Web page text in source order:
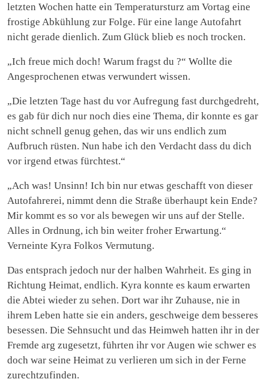
letzten Wochen hatte ein Temperatursturz am Vortag eine
frostige Abkühlung zur Folge. Für eine lange Autofahrt
nicht gerade dienlich. Zum Glück blieb es noch trocken.
„Ich freue mich doch! Warum fragst du ?“ Wollte die
Angesprochenen etwas verwundert wissen.
„Die letzten Tage hast du vor Aufregung fast durchgedreht,
es gab für dich nur noch dies eine Thema, dir konnte es gar
nicht schnell genug gehen, das wir uns endlich zum
Aufbruch rüsten. Nun habe ich den Verdacht dass du dich
vor irgend etwas fürchtest.“
„Ach was! Unsinn! Ich bin nur etwas geschafft von dieser
Autofahrerei, nimmt denn die Straße überhaupt kein Ende?
Mir kommt es so vor als bewegen wir uns auf der Stelle.
Alles in Ordnung, ich bin weiter froher Erwartung.“
Verneinte Kyra Folkos Vermutung.
Das entsprach jedoch nur der halben Wahrheit. Es ging in
Richtung Heimat, endlich. Kyra konnte es kaum erwarten
die Abtei wieder zu sehen. Dort war ihr Zuhause, nie in
ihrem Leben hatte sie ein anders, geschweige dem besseres
besessen. Die Sehnsucht und das Heimweh hatten ihr in der
Fremde arg zugesetzt, führten ihr vor Augen wie schwer es
doch war seine Heimat zu verlieren um sich in der Ferne
zurechtzufinden.